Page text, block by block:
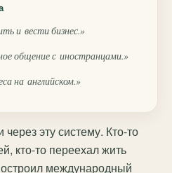
и вести бизнес.»
общение с иностранцами.»
на английском.»
эту систему. Кто-то
кто-то переехал жить
международный